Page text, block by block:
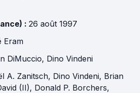
: 26 août 1997
Eram
DiMuccio, Dino Vindeni
A. Zanitsch, Dino Vindeni, Brian
(II), Donald P. Borchers,